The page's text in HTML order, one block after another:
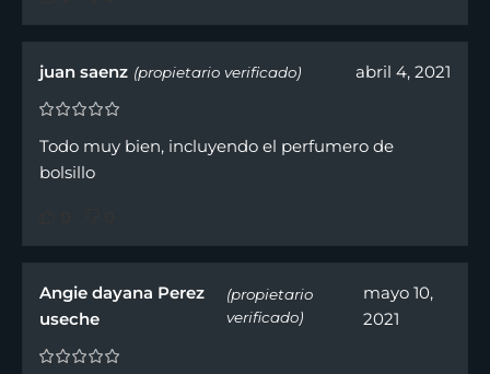
juan saenz (propietario verificado) abril 4, 2021
Todo muy bien, incluyendo el perfumero de
bolsillo
Angie dayana Perez
useche
(propietario
verificado)
mayo 10,
2021